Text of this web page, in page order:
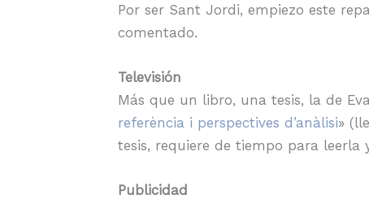
Por ser Sant Jordi, empiezo este
comentado.
Televisión
Más que un libro, una tesis, la de
referència i perspectives d’anàlisi»
tesis, requiere de tiempo para leerla
Publicidad